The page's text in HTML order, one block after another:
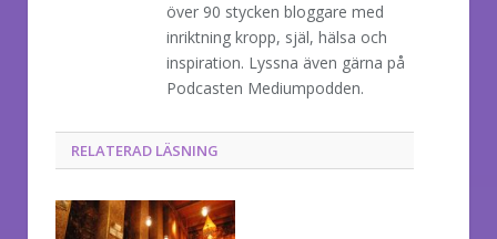
över 90 stycken bloggare med
inriktning kropp, själ, hälsa och
inspiration. Lyssna även gärna på
Podcasten Mediumpodden.
RELATERAD LÄSNING